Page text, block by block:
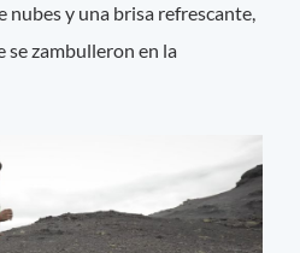
y una brisa refrescante,
se zambulleron en la